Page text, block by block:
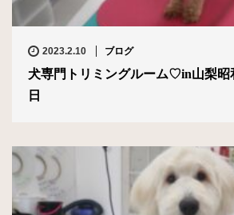
2023.2.10 ブログ
犬専門トリミングルーム♡in山梨昭
日